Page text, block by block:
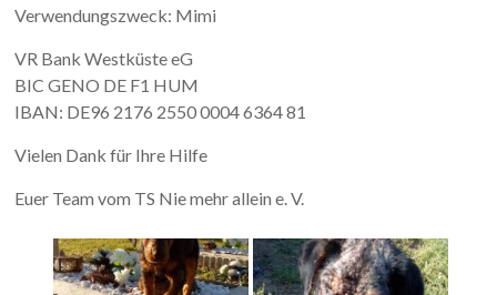
Verwendungszweck: Mimi
VR Bank Westküste eG
BIC GENO DE F1 HUM
IBAN: DE96 2176 2550 0004 6364 81
Vielen Dank für Ihre Hilfe
Euer Team vom TS Nie mehr allein e. V.